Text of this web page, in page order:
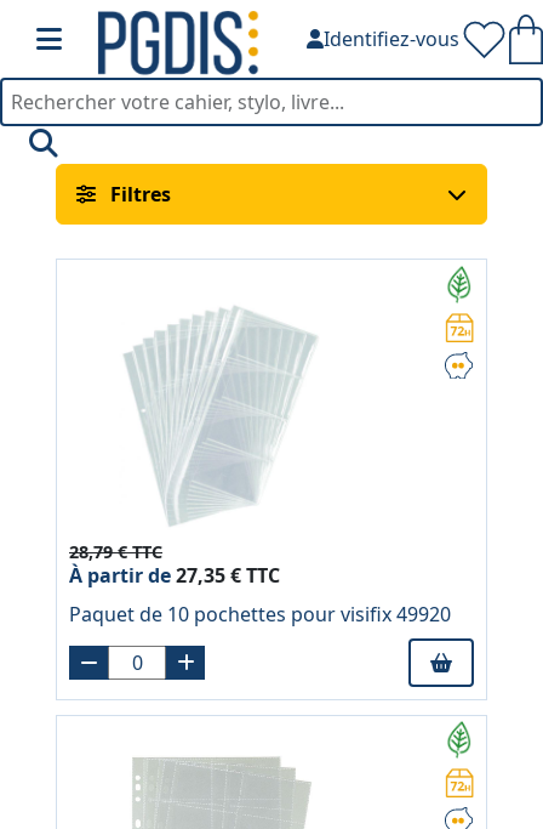
Identifiez-vous
Porte Cartes de Visite —
Filtres
28,79 € TTC
À partir de27,35 € TTC
Paquet de 10 pochettes pour visifix 49920